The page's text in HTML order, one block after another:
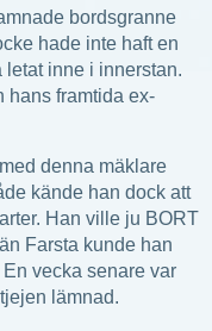
bordsgranne
hade inte haft en
letat inne i innerstan.
hans framtida ex-
denna mäklare
kände han dock att
Han ville ju BORT
Farsta kunde han
vecka senare var
lämnad.